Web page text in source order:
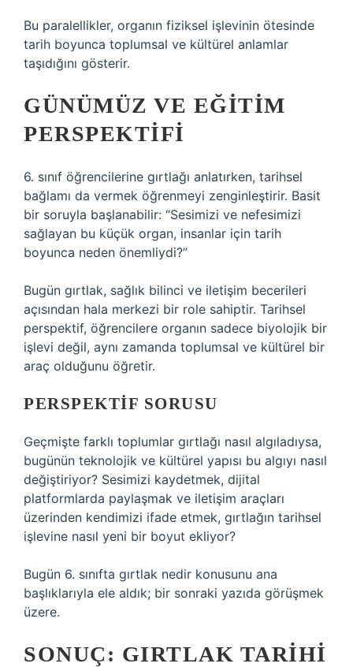
Bu paralellikler, organın fiziksel işlevinin ötesinde
tarih boyunca toplumsal ve kültürel anlamlar
taşıdığını gösterir.
GÜNÜMÜZ VE EĞITIM
PERSPEKTIFI
6. sınıf öğrencilerine gırtlağı anlatırken, tarihsel
bağlamı da vermek öğrenmeyi zenginleştirir. Basit
bir soruyla başlanabilir: “Sesimizi ve nefesimizi
sağlayan bu küçük organ, insanlar için tarih
boyunca neden önemliydi?”
Bugün gırtlak, sağlık bilinci ve iletişim becerileri
açısından hala merkezi bir role sahiptir. Tarihsel
perspektif, öğrencilere organın sadece biyolojik bir
işlevi değil, aynı zamanda toplumsal ve kültürel bir
araç olduğunu öğretir.
PERSPEKTIF SORUSU
Geçmişte farklı toplumlar gırtlağı nasıl algıladıysa,
bugünün teknolojik ve kültürel yapısı bu algıyı nasıl
değiştiriyor? Sesimizi kaydetmek, dijital
platformlarda paylaşmak ve iletişim araçları
üzerinden kendimizi ifade etmek, gırtlağın tarihsel
işlevine nasıl yeni bir boyut ekliyor?
Bugün 6. sınıfta gırtlak nedir konusunu ana
başlıklarıyla ele aldık; bir sonraki yazıda görüşmek
üzere.
SONUÇ: GIRTLAK TARIHI